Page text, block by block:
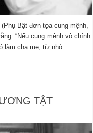
Bật đơn tọa cung mệnh,
“Nếu cung mệnh vô chính
làm cha mẹ, từ nhỏ …
TẬT